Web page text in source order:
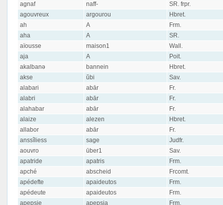
agnaf
naff-
SR. frpr.
agouvreux
argourou
Hbret.
ah
A
Frm.
aha
A
SR.
aïousse
maison1
Wall.
aja
A
Poit.
akalbanə
bannein
Hbret.
akse
ŭbi
Sav.
alabari
abār
Fr.
alabri
abār
Fr.
alahabar
abār
Fr.
alaize
alezen
Hbret.
allabor
abār
Fr.
anssîliess
sage
Judfr.
aouvro
ūber1
Sav.
apatride
apatris
Frm.
apché
abscheid
Frcomt.
apédefte
apaideutos
Frm.
apédeute
apaideutos
Frm.
apepsie
apepsia
Frm.